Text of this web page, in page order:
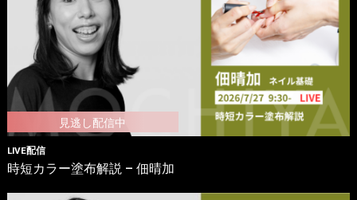
LIVE配信
時短カラー塗布解説 – 佃晴加